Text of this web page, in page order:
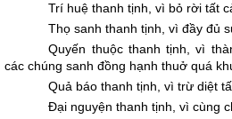
Trí huệ thanh tịnh, vì bỏ rời tất
Thọ sanh thanh tịnh, vì đầy đủ
Quyến thuộc thanh tịnh, vì
các chúng sanh đồng hạnh thuở quá
Quả báo thanh tịnh, vì trừ diệt
Ðại nguyện thanh tịnh, vì cùng